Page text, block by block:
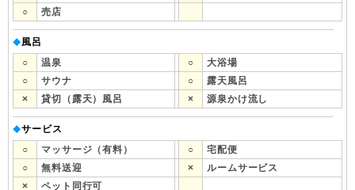
○
売店
◆風呂
○
温泉 ○
大浴場
○
サウナ ○
露天風呂
×
貸切（露天）風呂 × 源泉かけ流し
◆サービス
○
マッサージ（有料） ○
宅配便
○
無料送迎 ×
ルームサービス
×
ペット同行可